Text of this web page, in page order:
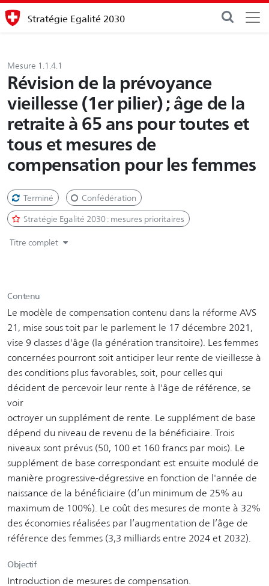
Stratégie Egalité 2030
Mesure 1.1.4.1
Révision de la prévoyance
vieillesse (1er pilier) ; âge de la
retraite à 65 ans pour toutes et
tous et mesures de
compensation pour les femmes
Terminé Confédération
Stratégie Egalité 2030 : mesures prioritaires
Titre complet
Contenu
Le modèle de compensation contenu dans la réforme AVS
21, mise sous toit par le parlement le 17 décembre 2021,
vise 9 classes d'âge (la génération transitoire). Les femmes
concernées pourront soit anticiper leur rente de vieillesse à
des conditions plus favorables, soit, pour celles qui
décident de percevoir leur rente à l'âge de référence, se
voir
octroyer un supplément de rente. Le supplément de base
dépend du niveau de revenu de la bénéficiaire. Trois
niveaux sont prévus (50, 100 et 160 francs par mois). Le
supplément de base correspondant est ensuite modulé de
manière progressive-dégressive en fonction de l'année de
naissance de la bénéficiaire (d’un minimum de 25% au
maximum de 100%). Le coût des mesures de monte à 32%
des économies réalisées par l’augmentation de l’âge de
référence des femmes (3,3 milliards entre 2024 et 2032).
Objectif
Introduction de mesures de compensation.